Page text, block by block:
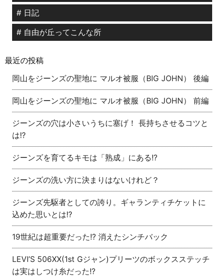
# 日記
# 自由が丘ってこんな所
最近の投稿
岡山をジーンズの聖地に マルオ被服（BIG JOHN） 後編
岡山をジーンズの聖地に マルオ被服（BIG JOHN） 前編
ジーンズの穴は小さいうちに塞げ！ 長持ちさせるコツと
は!?
ジーンズを育てるキモは「熟成」にある!?
ジーンズの洗い方に決まりはないけれど？
ジーンズ先駆者としての誇り。ギャランティチケットに
込めた思いとは!?
19世紀は超重要だった!? 消えたシンチバック
LEVI’S 506XX(1st Gジャン)プリーツのボックスステッチ
は実はしつけ糸だった!?